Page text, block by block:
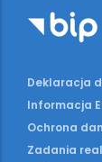
Deklaracja
Informacja
Ochrona
Zadania